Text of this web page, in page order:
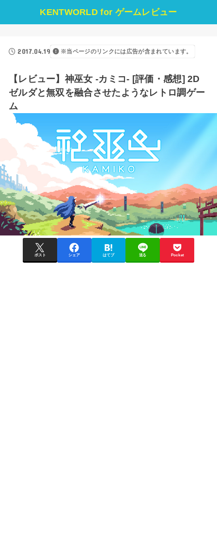
KENTWORLD for ゲームレビュー
2017.04.19 ※当ページのリンクには広告が含まれています。
【レビュー】神巫女 -カミコ- [評価・感想] 2D
ゼルダと無双を融合させたようなレトロ調ゲー
ム
ポスト シェア はてブ 送る Pocket